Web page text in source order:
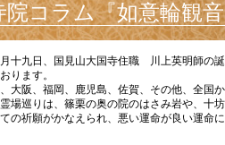
院コラム『如意輪観
十九日、国見山大国寺住職 川上英明師の
ります。
大阪、福岡、鹿児島、佐賀、その他、全国
場巡りは、篠栗の奥の院のはさみ岩や、十
の祈願がかなえられ、悪い運命が良い運命